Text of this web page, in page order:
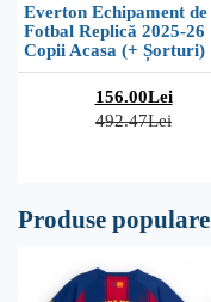
Everton Echipament de
Fotbal Replică 2025-26
Copii Acasa (+ Șorturi)
156.00Lei
492.47Lei
Produse populare